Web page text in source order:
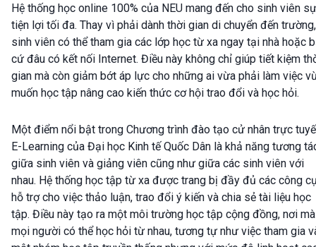
Hệ thống học online 100% của NEU mang đến cho sinh viên sự
tiện lợi tối đa. Thay vì phải dành thời gian di chuyển đến trường,
sinh viên có thể tham gia các lớp học từ xa ngay tại nhà hoặc
cứ đâu có kết nối Internet. Điều này không chỉ giúp tiết kiệm
gian mà còn giảm bớt áp lực cho những ai vừa phải làm việc
muốn học tập nâng cao kiến thức cơ hội trao đổi và học hỏi.
Một điểm nổi bật trong Chương trình đào tạo cử nhân trực
E-Learning của Đại học Kinh tế Quốc Dân là khả năng tương
giữa sinh viên và giảng viên cũng như giữa các sinh viên với
nhau. Hệ thống học tập từ xa được trang bị đầy đủ các công
hỗ trợ cho việc thảo luận, trao đổi ý kiến và chia sẻ tài liệu học
tập. Điều này tạo ra một môi trường học tập cộng đồng, nơi mà
mọi người có thể học hỏi từ nhau, tương tự như việc tham gia